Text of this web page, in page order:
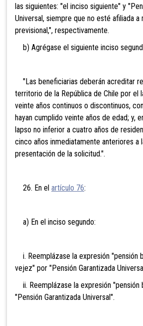
las siguientes: "el inciso siguiente" y
Universal, siempre que no esté afiliada a
previsional,", respectivamente.
b) Agrégase el siguiente inciso
"Las beneficiarias deberán acreditar
territorio de la República de Chile por el
veinte años continuos o discontinuos,
hayan cumplido veinte años de edad; y,
lapso no inferior a cuatro años de
cinco años inmediatamente anteriores a
presentación de la solicitud.".
26. En el artículo 76:
a) En el inciso segundo:
i. Reemplázase la expresión "pensión
vejez" por "Pensión Garantizada
ii. Reemplázase la expresión "pensión
"Pensión Garantizada Universal".